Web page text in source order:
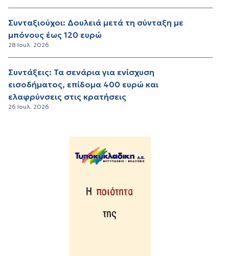
Συνταξιούχοι: Δουλειά μετά τη σύνταξη με
μπόνους έως 120 ευρώ
28 Ιουλ. 2026
Συντάξεις: Τα σενάρια για ενίσχυση
εισοδήματος, επίδομα 400 ευρώ και
ελαφρύνσεις στις κρατήσεις
26 Ιουλ. 2026